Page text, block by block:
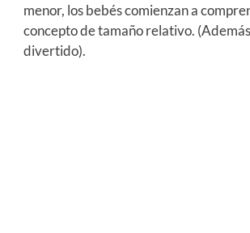
menor, los bebés comienzan a
concepto de tamaño relativo.
divertido).